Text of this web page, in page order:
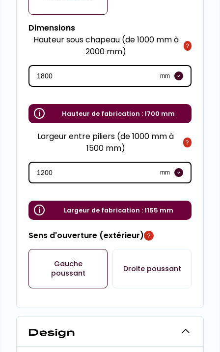
Dimensions
Hauteur sous chapeau (de 1000 mm à
2000 mm)
mm
Hauteur de fabrication : 1700 mm
Largeur entre piliers (de 1000 mm à
1500 mm)
mm
Largeur de fabrication : 1155 mm
Sens d'ouverture (extérieur)
Gauche
poussant
Droite poussant
Design